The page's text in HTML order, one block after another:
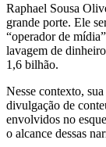
Raphael Sousa
grande porte. Ele
“operador de
lavagem de
1,6 bilhão.
Nesse contexto,
divulgação de
envolvidos no
o alcance dessas